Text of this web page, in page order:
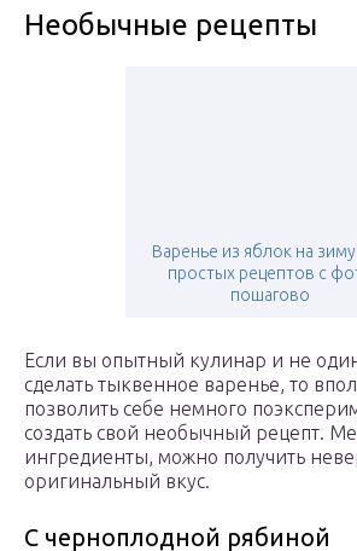
Необычные рецепты
Варенье из яблок на
простых рецептов с
пошагово
Если вы опытный кулинар и не
сделать тыквенное варенье, то
позволить себе немного
создать свой необычный рецепт.
ингредиенты, можно получить
оригинальный вкус.
С черноплодной рябиной